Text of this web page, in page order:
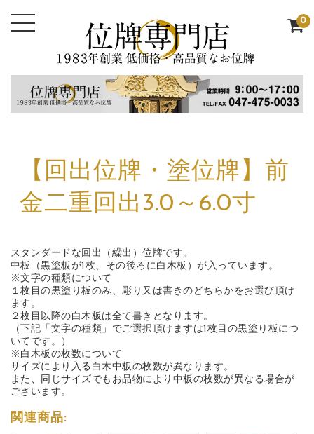
0
【回出位牌・塗位牌】前
金二重回出3.0～6.0寸
スタンダードな回出（繰出）位牌です。
中板（黒塗板が1枚、その後ろに白木板）が入っています。
※文字の種類について
１枚目の黒塗り板のみ、彫り又は書きのどちらかをお選び頂け
ます。
２枚目以降の白木板は全て書きとなります。
（下記「文字の種類」でご選択頂けますは1枚目の黒塗り板につ
いてです。）
※白木板の枚数について
サイズにより入る白木中板の枚数が異なります。
また、同じサイズでもお品物により中板の枚数が異なる場合が
ございます。
関連商品: